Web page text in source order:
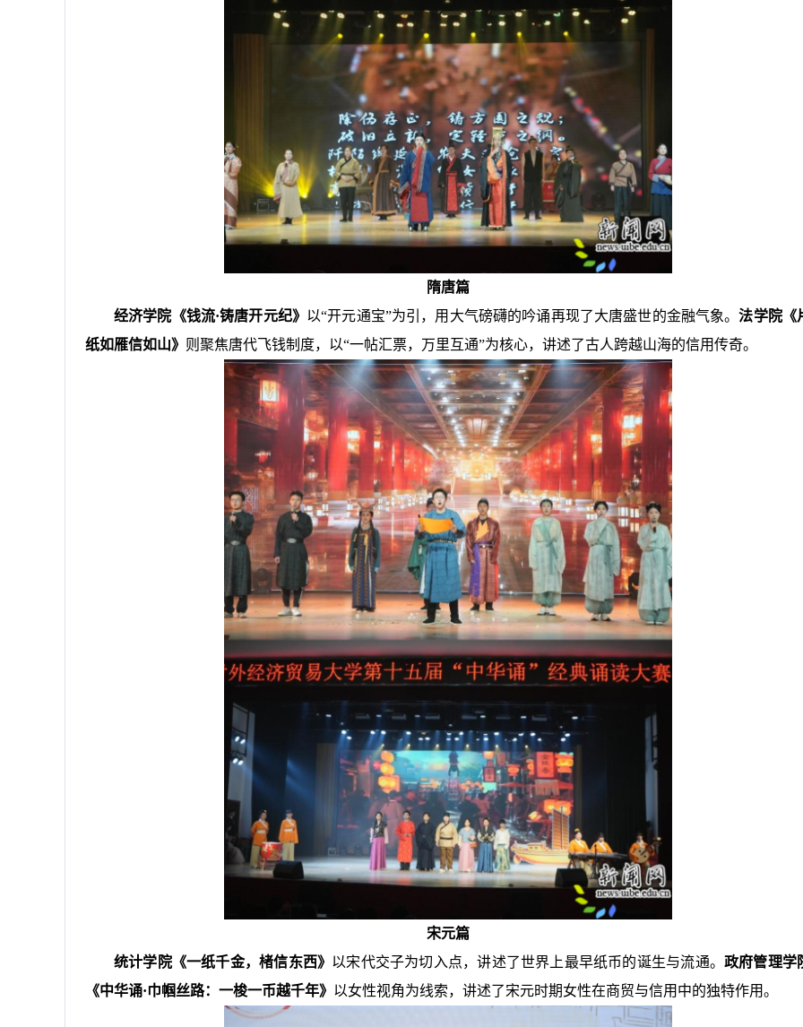
隋唐篇
经济学院《钱流·铸唐开元纪》 以“开元通宝”为引，用大气磅礴的吟诵再现了大唐盛世的金融气象。法学院《
纸如雁信如山》 则聚焦唐代飞钱制度，以“一帖汇票，万里互通”为核心，讲述了古人跨越山海的信用传奇。
宋元篇
统计学院《一纸千金，楮信东西》 以宋代交子为切入点，讲述了世界上最早纸币的诞生与流通。 政府管理学
《中华诵·巾帼丝路：一梭一币越千年》 以女性视角为线索，讲述了宋元时期女性在商贸与信用中的独特作用。